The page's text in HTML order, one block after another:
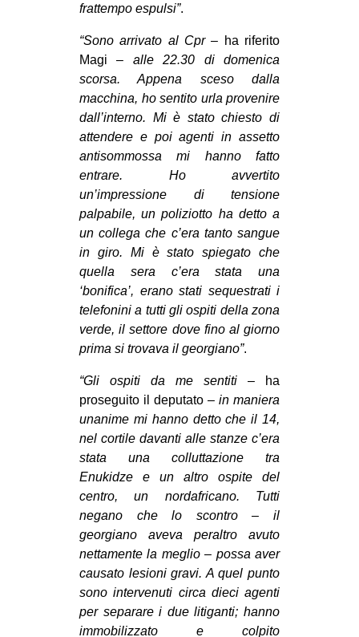
tw
bsky
ms
SEARCH
frattempo espulsi”.
“Sono arrivato al Cpr– ha riferito
Magi – alle 22.30 di domenica
scorsa. Appena sceso dalla
macchina, ho sentito urla provenire
dall’interno. Mi è stato chiesto di
attendere e poi agenti in assetto
antisommossa mi hanno fatto
entrare. Ho avvertito
un’impressione di tensione
palpabile, un poliziotto ha detto a
un collega che c’era tanto sangue
in giro. Mi è stato spiegato che
quella sera c’era stata una
‘bonifica’, erano stati sequestrati i
telefonini a tutti gli ospiti della zona
verde, il settore dove fino al giorno
prima si trovava il georgiano”.
“Gli ospiti da me sentiti – ha
proseguito il deputato – in maniera
unanime mi hanno detto che il 14,
nel cortile davanti alle stanze c’era
stata una colluttazione tra
Enukidze e un altro ospite del
centro, un nordafricano. Tutti
negano che lo scontro – il
georgiano aveva peraltro avuto
nettamente la meglio – possa aver
causato lesioni gravi. A quel punto
sono intervenuti circa dieci agenti
per separare i due litiganti; hanno
immobilizzato e colpito